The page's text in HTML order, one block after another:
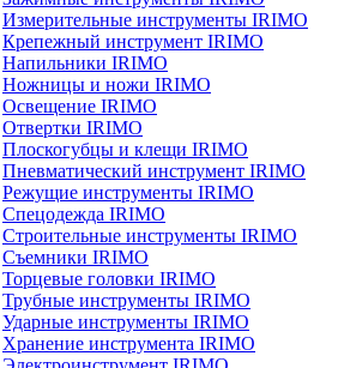
Измерительные инструменты IRIMO
Крепежный инструмент IRIMO
Напильники IRIMO
Ножницы и ножи IRIMO
Освещение IRIMO
Отвертки IRIMO
Плоскогубцы и клещи IRIMO
Пневматический инструмент IRIMO
Режущие инструменты IRIMO
Спецодежда IRIMO
Строительные инструменты IRIMO
Съемники IRIMO
Торцевые головки IRIMO
Трубные инструменты IRIMO
Ударные инструменты IRIMO
Хранение инструмента IRIMO